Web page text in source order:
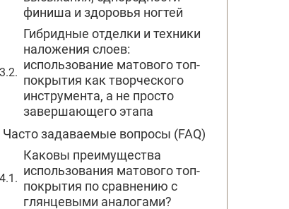
финиша и здоровья ногтей
Гибридные отделки и техники
наложения слоев:
использование матового топ-
покрытия как творческого
инструмента, а не просто
завершающего этапа
Часто задаваемые вопросы (FAQ)
Каковы преимущества
использования матового топ-
покрытия по сравнению с
глянцевыми аналогами?